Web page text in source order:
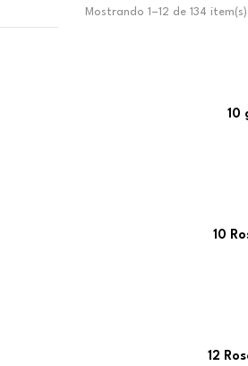
Mostrando 1–12 de 134 item(s)
10
10
12